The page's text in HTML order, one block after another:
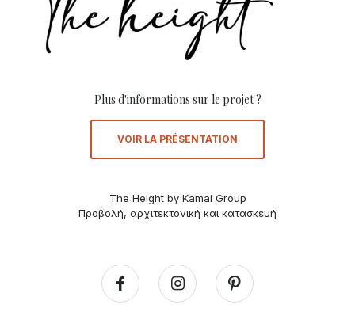
Plus d'informations sur le projet ?
VOIR LA PRÉSENTATION
The Height by Kamai Group
Προβολή, αρχιτεκτονική και κατασκευή